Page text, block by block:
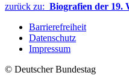
zurück zu: Biografien der 19.
Barrierefreiheit
Datenschutz
Impressum
© Deutscher Bundestag